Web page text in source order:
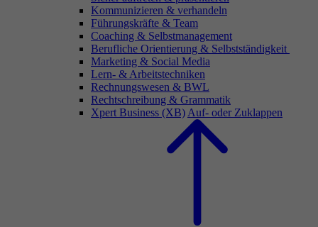
Kommunizieren & verhandeln
Führungskräfte & Team
Coaching & Selbstmanagement
Berufliche Orientierung & Selbstständigkeit
Marketing & Social Media
Lern- & Arbeitstechniken
Rechnungswesen & BWL
Rechtschreibung & Grammatik
Xpert Business (XB) Auf- oder Zuklappen